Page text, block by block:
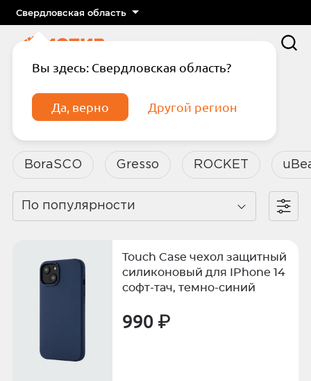
Свердловская область
Вы здесь: Свердловская область?
Да, верно Другой регион
Чехлы для телефонов
BoraSCO Gresso ROCKET
По популярности
Touch Case чехол защитный
силиконовый для IPhone 14
софт-тач, темно-синий
990 ₽
Подтвердите телефон
Отправить код по СМС
Введите код из СМС
Отправить код еще раз через